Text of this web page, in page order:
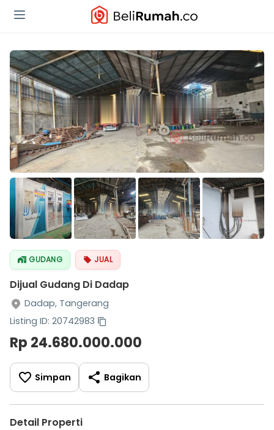
GUDANG JUAL
Dijual Gudang Di Dadap
Dadap, Tangerang
Listing ID: 20742983
Rp 24.680.000.000
Simpan Bagikan
Detail Properti